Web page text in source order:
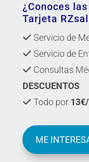
¿Conoces
Tarjeta
Servicio de
Servicio de
Consultas
DESCUENTOS
Todo por
ME